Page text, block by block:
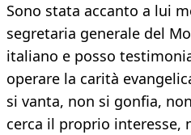
Sono stata accanto a lui
segretaria generale del
italiano e posso
operare la carità
si vanta, non si gonfia,
cerca il proprio interesse,